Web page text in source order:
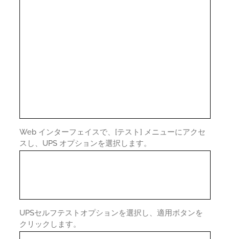
Web インターフェイスで、[テスト] メニューにアクセ
スし、UPS オプションを選択します。
UPSセルフテストオプションを選択し、適用ボタンを
クリックします。